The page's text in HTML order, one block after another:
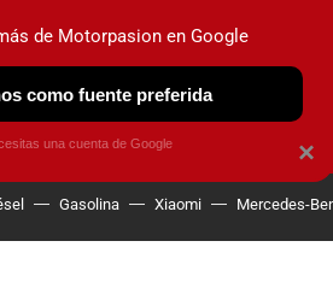
OBSERVATORIO
Gasolina Xiaomi Mercedes-
×
de Motorpasion en Google
como fuente preferida
una cuenta de Google